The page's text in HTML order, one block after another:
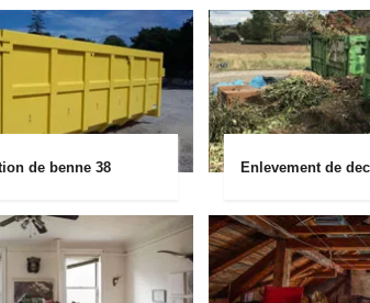
de benne 38 Enlevement de